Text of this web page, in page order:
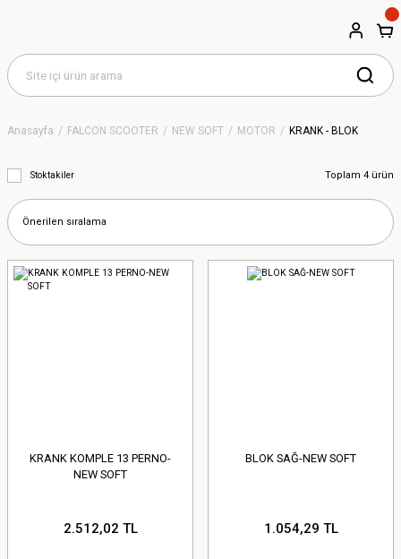
Anasayfa FALCON SCOOTER NEW SOFT MOTOR KRANK - BLOK
Stoktakiler Toplam 4 ürün
KRANK KOMPLE 13 PERNO-
NEW SOFT
2.512,02 TL
BLOK SAĞ-NEW SOFT
1.054,29 TL